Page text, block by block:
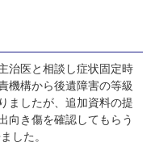
治医と相談し症状固定時
機構から後遺障害の等級
ましたが、追加資料の提
向き傷を確認してもらう
した。